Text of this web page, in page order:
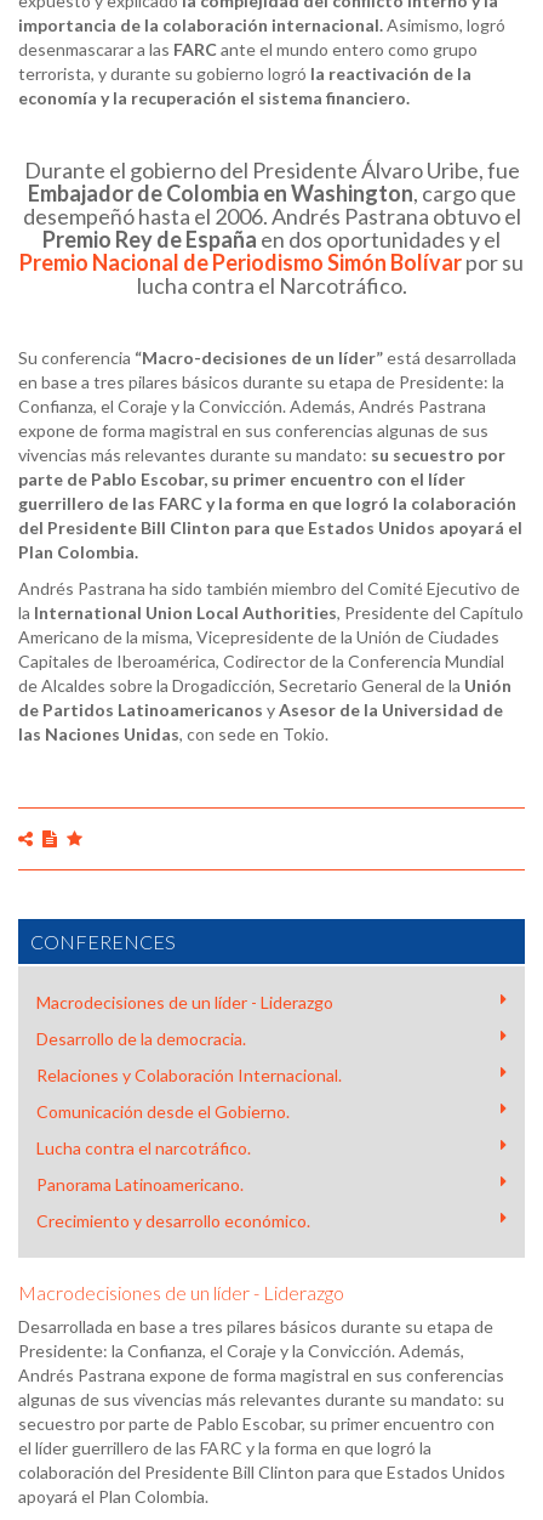
importancia de la colaboración internacional.Asimismo, logró
desenmascarar a las FARCante el mundo entero como grupo
terrorista, y durante su gobierno logró la reactivación de la
economía y la recuperación el sistema financiero.
Durante el gobierno del Presidente Álvaro Uribe, fue
Embajador de Colombia en Washington, cargo que
desempeñó hasta el 2006. Andrés Pastrana obtuvo el
Premio Rey de España en dos oportunidades y el
Premio Nacional de Periodismo Simón Bolívarpor su
lucha contra el Narcotráfico.
Su conferencia “Macro-decisiones de un líder”está desarrollada
en base a tres pilares básicos durante su etapa de Presidente: la
Confianza, el Coraje y la Convicción. Además, Andrés Pastrana
expone de forma magistral en sus conferencias algunas de sus
vivencias más relevantes durante su mandato: su secuestro por
parte de Pablo Escobar, su primer encuentro con el líder
guerrillero de las FARC y la forma en que logró la colaboración
del Presidente Bill Clinton para que Estados Unidos apoyará el
Plan Colombia.
Andrés Pastrana ha sido también miembro del Comité Ejecutivo de
la International Union Local Authorities, Presidente del Capítulo
Americano de la misma, Vicepresidente de la Unión de Ciudades
Capitales de Iberoamérica, Codirector de la Conferencia Mundial
de Alcaldes sobre la Drogadicción, Secretario General de la Unión
de Partidos Latinoamericanos yAsesor de la Universidad de
las Naciones Unidas, con sede en Tokio.
CONFERENCES
Macrodecisiones de un líder - Liderazgo
Desarrollo de la democracia.
Relaciones y Colaboración Internacional.
Comunicación desde el Gobierno.
Lucha contra el narcotráfico.
Panorama Latinoamericano.
Crecimiento y desarrollo económico.
Macrodecisiones de un líder - Liderazgo
Desarrollada en base a tres pilares básicos durante su etapa de
Presidente: la Confianza, el Coraje y la Convicción. Además,
Andrés Pastrana expone de forma magistral en sus conferencias
algunas de sus vivencias más relevantes durante su mandato: su
secuestro por parte de Pablo Escobar, su primer encuentro con
el líder guerrillero de las FARC y la forma en que logró la
colaboración del Presidente Bill Clinton para que Estados Unidos
apoyará el Plan Colombia.